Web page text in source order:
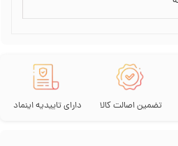
تضمین اصالت کالا دارای تاییدیه اینماد